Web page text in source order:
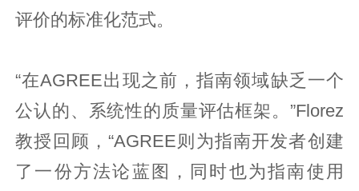
评价的标准化范式。
“在AGREE出现之前，指南领域缺乏一个
公认的、系统性的质量评估框架。”Florez
教授回顾，“AGREE则为指南开发者创建
了一份方法论蓝图，同时也为指南使用